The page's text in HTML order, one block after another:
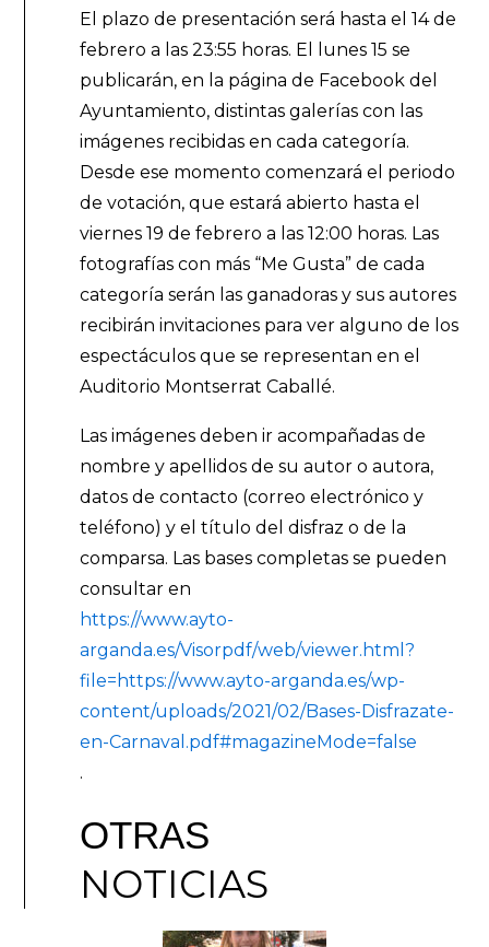
El plazo de presentación será hasta el 14 de
febrero a las 23:55 horas. El lunes 15 se
publicarán, en la página de Facebook del
Ayuntamiento, distintas galerías con las
imágenes recibidas en cada categoría.
Desde ese momento comenzará el periodo
de votación, que estará abierto hasta el
viernes 19 de febrero a las 12:00 horas. Las
fotografías con más “Me Gusta” de cada
categoría serán las ganadoras y sus autores
recibirán invitaciones para ver alguno de los
espectáculos que se representan en el
Auditorio Montserrat Caballé.
Las imágenes deben ir acompañadas de
nombre y apellidos de su autor o autora,
datos de contacto (correo electrónico y
teléfono) y el título del disfraz o de la
comparsa. Las bases completas se pueden
consultar en
https://www.ayto-
arganda.es/Visorpdf/web/viewer.html?
file=https://www.ayto-arganda.es/wp-
content/uploads/2021/02/Bases-Disfrazate-
en-Carnaval.pdf#magazineMode=false
.
OTRAS
NOTICIAS